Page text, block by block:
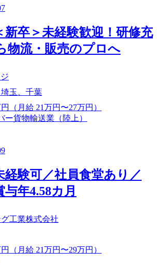
新卒＞未経験歓迎！研修充
物流・販売のプロへ
玉、千葉
（月給 21万円〜27万円）
ー貨物輸送業（陸上）
経験可／社員食堂あり／
年4.58カ月
工業株式会社
（月給 21万円〜29万円）